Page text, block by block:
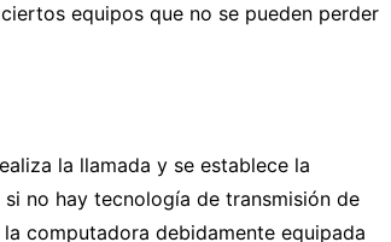
equipos que no se pueden perder
la llamada y se establece la
no hay tecnología de transmisión de
computadora debidamente equipada